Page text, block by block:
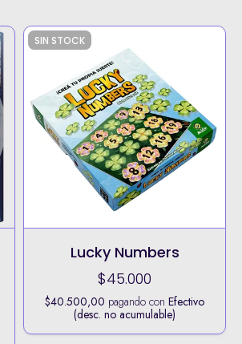
SIN STOCK
Lucky Numbers
$45.000
$40.500,00 pagando conEfectivo
(desc. no acumulable)